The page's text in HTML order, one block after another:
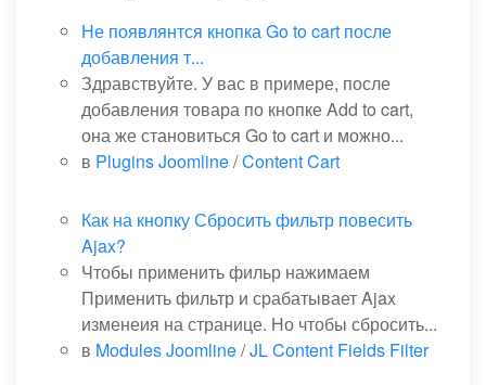
Не появлянтся кнопка Go to cart после
добавления т...
Здравствуйте. У вас в примере, после
добавления товара по кнопке Add to cart,
она же становиться Go to cart и можно...
в Plugins Joomline/Content Cart
Как на кнопку Сбросить фильтр повесить
Ajax?
Чтобы применить фильр нажимаем
Применить фильтр и срабатывает Ajax
изменеия на странице. Но чтобы сбросить...
в Modules Joomline/JL Content Fields Filter